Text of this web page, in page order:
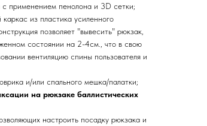
применением пенолона и 3D сетки;
из пластика усиленного
позволяет "вывесить" рюкзак,
состоянии на 2-4см., что в свою
вентиляцию спины пользователя и
и/или спального мешка/палатки;
на рюкзаке баллистических
настроить посадку рюкзака и